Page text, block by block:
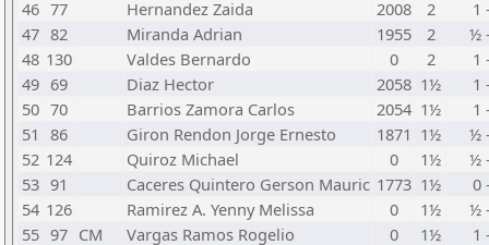
46 77 Hernandez Zaida 2008 2
1
47 82 Miranda Adrian 1955 2
½
48 130 Valdes Bernardo 0 2
1
49 69 Diaz Hector 2058 1½
1
50 70 Barrios Zamora Carlos 2054 1½
1
51 86 Giron Rendon Jorge Ernesto 1871 1½
½
52 124 Quiroz Michael 0 1½
½
53 91 Caceres Quintero Gerson Mauric 1773 1½
0
54 126 Ramirez A. Yenny Melissa 0 1½
½
55 97 CM Vargas Ramos Rogelio 0 1½
1